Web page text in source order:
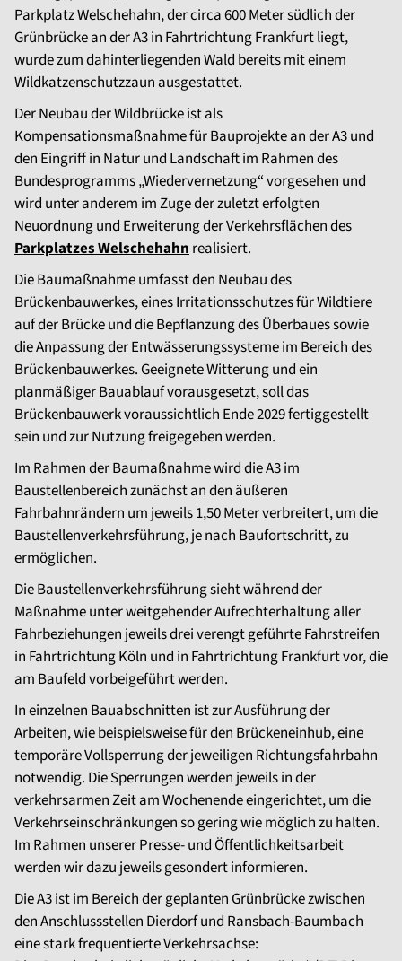
Parkplatz Welschehahn, der circa 600 Meter südlich der
Grünbrücke an der A3 in Fahrtrichtung Frankfurt liegt,
wurde zum dahinterliegenden Wald bereits mit einem
Wildkatzenschutzzaun ausgestattet.
Der Neubau der Wildbrücke ist als
Kompensationsmaßnahme für Bauprojekte an der A3 und
den Eingriff in Natur und Landschaft im Rahmen des
Bundesprogramms „Wiedervernetzung“ vorgesehen und
wird unter anderem im Zuge der zuletzt erfolgten
Neuordnung und Erweiterung der Verkehrsflächen des
Parkplatzes Welschehahnrealisiert.
Die Baumaßnahme umfasst den Neubau des
Brückenbauwerkes, eines Irritationsschutzes für Wildtiere
auf der Brücke und die Bepflanzung des Überbaues sowie
die Anpassung der Entwässerungssysteme im Bereich des
Brückenbauwerkes. Geeignete Witterung und ein
planmäßiger Bauablauf vorausgesetzt, soll das
Brückenbauwerk voraussichtlich Ende 2029 fertiggestellt
sein und zur Nutzung freigegeben werden.
Im Rahmen der Baumaßnahme wird die A3 im
Baustellenbereich zunächst an den äußeren
Fahrbahnrändern um jeweils 1,50 Meter verbreitert, um die
Baustellenverkehrsführung, je nach Baufortschritt, zu
ermöglichen.
Die Baustellenverkehrsführung sieht während der
Maßnahme unter weitgehender Aufrechterhaltung aller
Fahrbeziehungen jeweils drei verengt geführte Fahrstreifen
in Fahrtrichtung Köln und in Fahrtrichtung Frankfurt vor, die
am Baufeld vorbeigeführt werden.
In einzelnen Bauabschnitten ist zur Ausführung der
Arbeiten, wie beispielsweise für den Brückeneinhub, eine
temporäre Vollsperrung der jeweiligen Richtungsfahrbahn
notwendig. Die Sperrungen werden jeweils in der
verkehrsarmen Zeit am Wochenende eingerichtet, um die
Verkehrseinschränkungen so gering wie möglich zu halten.
Im Rahmen unserer Presse- und Öffentlichkeitsarbeit
werden wir dazu jeweils gesondert informieren.
Die A3 ist im Bereich der geplanten Grünbrücke zwischen
den Anschlussstellen Dierdorf und Ransbach-Baumbach
eine stark frequentierte Verkehrsachse: